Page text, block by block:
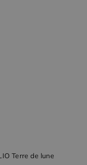
Terre de lune